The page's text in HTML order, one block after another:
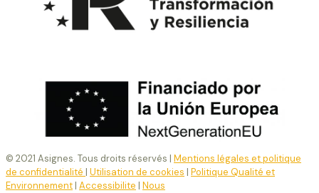
© 2021 Asignes. Tous droits réservés | Mentions légales et politique
de confidentialité | Utilisation de cookies | Politique Qualité et
Environnement| Accessibilite | Nous